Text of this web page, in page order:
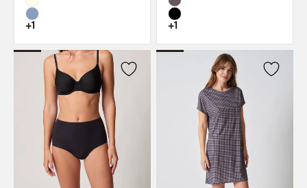
+1 +1